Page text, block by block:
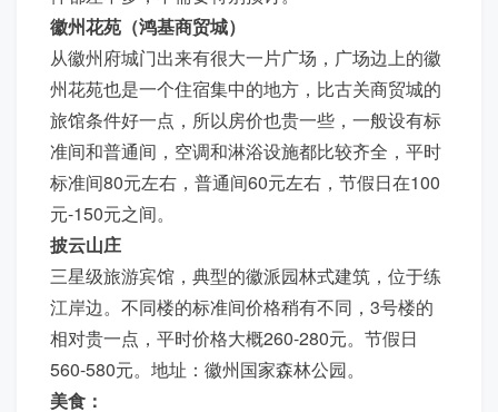
徽州花苑（鸿基商贸城）
从徽州府城门出来有很大一片广场，广场边上的徽
州花苑也是一个住宿集中的地方，比古关商贸城的
旅馆条件好一点，所以房价也贵一些，一般设有标
准间和普通间，空调和淋浴设施都比较齐全，平时
标准间80元左右，普通间60元左右，节假日在100
元-150元之间。
披云山庄
三星级旅游宾馆，典型的徽派园林式建筑，位于练
江岸边。不同楼的标准间价格稍有不同，3号楼的
相对贵一点，平时价格大概260-280元。节假日
560-580元。地址：徽州国家森林公园。
美食：